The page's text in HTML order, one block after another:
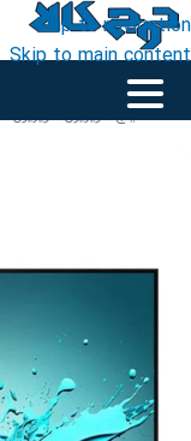
Skip to navigation
Skip to main content
خانه‹75 اینچ /تلویزیون/تلویزیون 4K